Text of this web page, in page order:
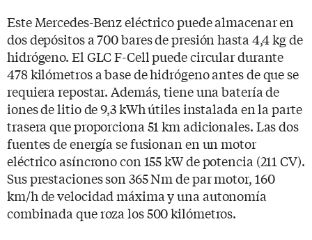
Este Mercedes-Benz eléctrico puede almacenar en
dos depósitos a 700 bares de presión hasta 4,4 kg de
hidrógeno. El GLC F-Cell puede circular durante
478 kilómetros a base de hidrógeno antes de que se
requiera repostar. Además, tiene una batería de
iones de litio de 9,3 kWh útiles instalada en la parte
trasera que proporciona 51 km adicionales. Las dos
fuentes de energía se fusionan en un motor
eléctrico asíncrono con 155 kW de potencia (211 CV).
Sus prestaciones son 365 Nm de par motor, 160
km/h de velocidad máxima y una autonomía
combinada que roza los 500 kilómetros.